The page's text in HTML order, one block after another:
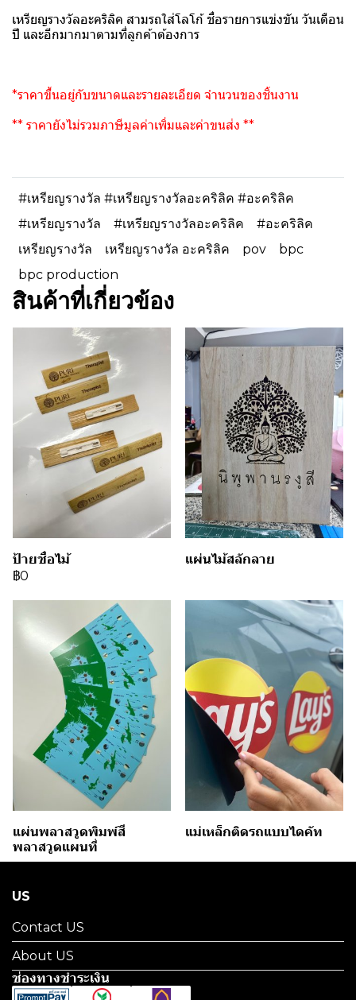
เหรียญรางวัลอะคริลิค สามรถใส่โลโก้ ชื่อรายการแข่งขัน วันเดือน
ปี และอีกมากมาตามที่ลูกค้าต้องการ
*ราคาขึ้นอยู่กับขนาดและรายละเอียด จำนวนของชิ้นงาน
** ราคายังไม่รวมภาษีมูลค่าเพิ่มและค่าขนส่ง **
#เหรียญรางวัล #เหรียญรางวัลอะคริลิค #อะคริลิค
#เหรียญรางวัล
#เหรียญรางวัลอะคริลิค
#อะคริลิค
เหรียญรางวัล
เหรียญรางวัล อะคริลิค pov
bpc
bpc production
สินค้าที่เกี่ยวข้อง
ป้ายชื่อไม้
฿0
แผ่นไม้สลักลาย
แผ่นพลาสวูดพิมพ์สี
พลาสวูดแผนที่
แม่เหล็กติดรถแบบไดคัท
US
Contact US
About US
ช่องทางชำระเงิน